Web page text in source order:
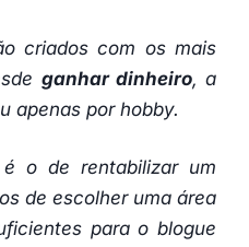
criados com os mais
ganhar dinheiro, a
apenas por hobby.
o de rentabilizar um
de escolher uma área
para o blogue